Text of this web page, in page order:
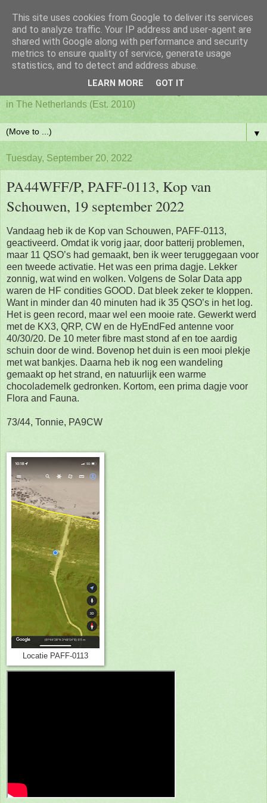
PAFF - Ham Radio & Flora
and Fauna Netherlands
in The Netherlands (Est. 2010)
▼
Tuesday, September 20, 2022
PA44WFF/P, PAFF-0113, Kop van
Schouwen, 19 september 2022
Vandaag heb ik de Kop van Schouwen, PAFF-0113,
geactiveerd. Omdat ik vorig jaar, door batterij problemen,
maar 11 QSO’s had gemaakt, ben ik weer teruggegaan voor
een tweede activatie. Het was een prima dagje. Lekker
zonnig, wat wind en wolken. Volgens de Solar Data app
waren de HF condities GOOD. Dat bleek zeker te kloppen.
Want in minder dan 40 minuten had ik 35 QSO’s in het log.
Het is geen record, maar wel een mooie rate. Gewerkt werd
met de KX3, QRP, CW en de HyEndFed antenne voor
40/30/20. De 10 meter fibre mast stond af en toe aardig
schuin door de wind. Bovenop het duin is een mooi plekje
met wat bankjes. Daarna heb ik nog een wandeling
gemaakt op het strand, en natuurlijk een warme
chocolademelk gedronken. Kortom, een prima dagje voor
Flora and Fauna.
73/44, Tonnie, PA9CW
Locatie PAFF-0113
This site uses cookies from Google to deliver its services
and to analyze traffic. Your IP address and user-agent are
shared with Google along with performance and security
metrics to ensure quality of service, generate usage
statistics, and to detect and address abuse.
LEARN MORE GOT IT